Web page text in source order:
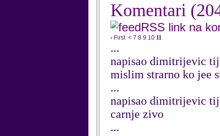
Komentari
RSS link na
‹ First < 7 8 9 10 11
...
napisao dimitrijevic
mislim strarno ko jee
...
napisao dimitrijevic
carnje zivo
...